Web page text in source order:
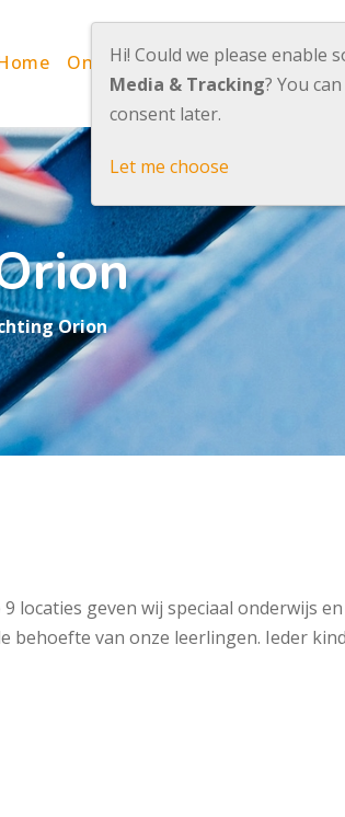
Onze school Voor ouders
Orion
locaties geven wij speciaal onderwijs
behoefte van onze leerlingen. Ieder
Hi! Could we please enable
Media & Tracking? You
consent later.
Let me choose